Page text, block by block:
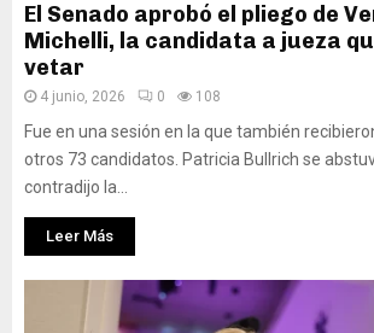
El Senado aprobó el pliego de
Michelli, la candidata a jueza
vetar
4 junio, 2026 0 108
Fue en una sesión en la que también
otros 73 candidatos. Patricia Bullrich se
contradijo la...
Leer Más